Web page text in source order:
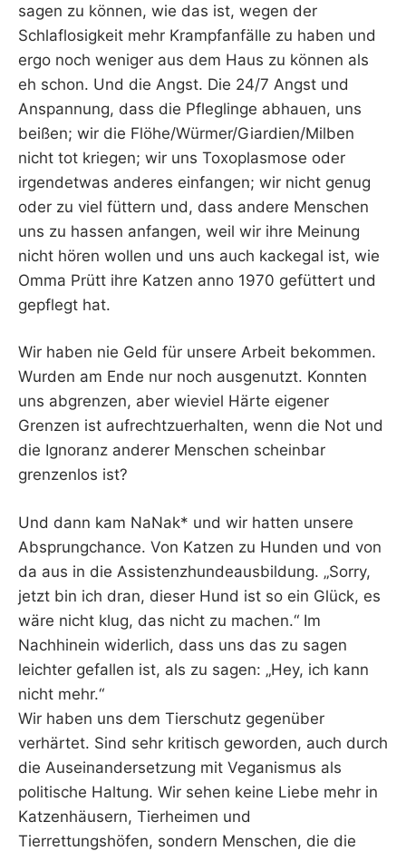
sagen zu können, wie das ist, wegen der
Schlaflosigkeit mehr Krampfanfälle zu haben und
ergo noch weniger aus dem Haus zu können als
eh schon. Und die Angst. Die 24/7 Angst und
Anspannung, dass die Pfleglinge abhauen, uns
beißen; wir die Flöhe/Würmer/Giardien/Milben
nicht tot kriegen; wir uns Toxoplasmose oder
irgendetwas anderes einfangen; wir nicht genug
oder zu viel füttern und, dass andere Menschen
uns zu hassen anfangen, weil wir ihre Meinung
nicht hören wollen und uns auch kackegal ist, wie
Omma Prütt ihre Katzen anno 1970 gefüttert und
gepflegt hat.
Wir haben nie Geld für unsere Arbeit bekommen.
Wurden am Ende nur noch ausgenutzt. Konnten
uns abgrenzen, aber wieviel Härte eigener
Grenzen ist aufrechtzuerhalten, wenn die Not und
die Ignoranz anderer Menschen scheinbar
grenzenlos ist?
Und dann kam NaNak* und wir hatten unsere
Absprungchance. Von Katzen zu Hunden und von
da aus in die Assistenzhundeausbildung. „Sorry,
jetzt bin ich dran, dieser Hund ist so ein Glück, es
wäre nicht klug, das nicht zu machen.“ Im
Nachhinein widerlich, dass uns das zu sagen
leichter gefallen ist, als zu sagen: „Hey, ich kann
nicht mehr.“
Wir haben uns dem Tierschutz gegenüber
verhärtet. Sind sehr kritisch geworden, auch durch
die Auseinandersetzung mit Veganismus als
politische Haltung. Wir sehen keine Liebe mehr in
Katzenhäusern, Tierheimen und
Tierrettungshöfen, sondern Menschen, die die